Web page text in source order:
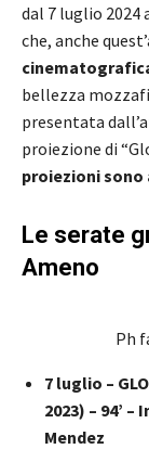
dal 7 luglio 2024
che, anche
bellezza
presentata
proiezione di
proiezioni
Le serate
Ameno
Ph
7 luglio –
2023) – 94’
Mendez